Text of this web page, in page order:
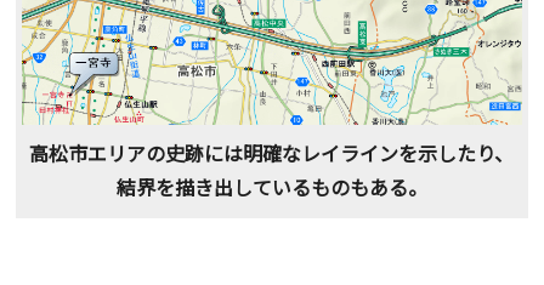
高松市エリアの史跡には明確なレイラインを示したり、
結界を描き出しているものもある。